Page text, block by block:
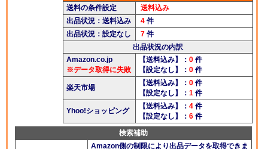
送料の条件設定
送料込み
出品状況：送料込み
4 件
出品状況：設定なし
7 件
出品状況の内訳
Amazon.co.jp
※データ取得に失敗
【送料込み】： 0 件
【設定なし】： 0 件
楽天市場
【送料込み】： 0 件
【設定なし】： 1 件
Yhoo!ショッピング
【送料込み】： 4 件
【設定なし】： 6 件
検索補助
Amazon側の制限により出品データを取得できま